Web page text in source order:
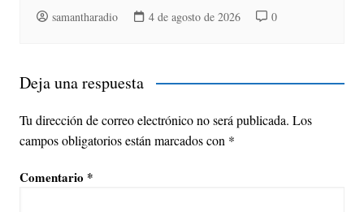
samantharadio 4 de agosto de 2026 0
Deja una respuesta
Tu dirección de correo electrónico no será publicada. Los
campos obligatorios están marcados con *
Comentario *